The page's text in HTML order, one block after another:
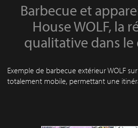
Barbecue et
House WOLF, la
qualitative dans le
Exemple de barbecue extérieur WOLF
totalement mobile, permettant une